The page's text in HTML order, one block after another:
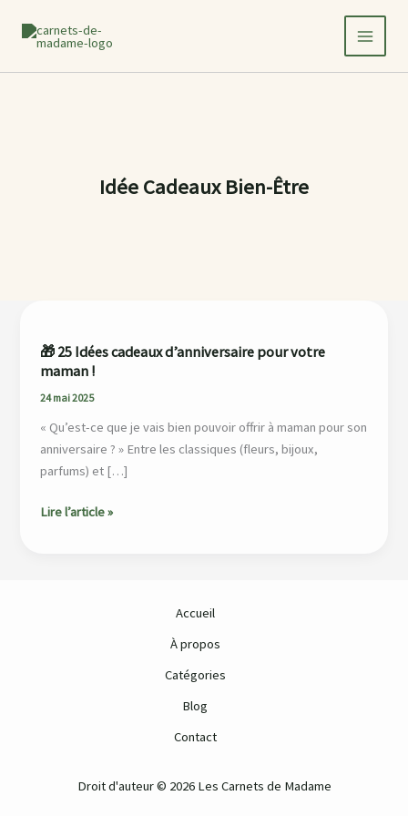
Idée Cadeaux Bien-Être
🎁 25 Idées cadeaux d’anniversaire pour votre
maman !
24 mai 2025
« Qu’est-ce que je vais bien pouvoir offrir à maman pour son
anniversaire ? » Entre les classiques (fleurs, bijoux,
parfums) et […]
Idées
cadeaux
d’anniversaire
pour
votre
maman !
Lire l’article »
Accueil
À propos
Catégories
Blog
Contact
Droit d'auteur © 2026 Les Carnets de Madame